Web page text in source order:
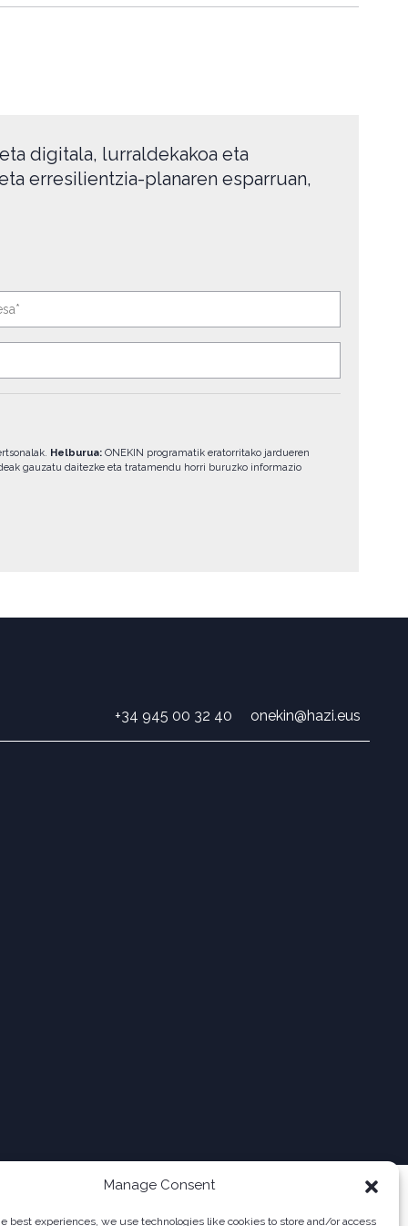
Manage Consent
best experiences, we use technologies like cookies to store and/or access
digitala, lurraldekakoa eta
erresilientzia-planaren esparruan,
Helburua: ONEKIN programatik eratorritako jardueren
gauzatu daitezke eta tratamendu horri buruzko informazio
+34 945 00 32 40 onekin@hazi.eus